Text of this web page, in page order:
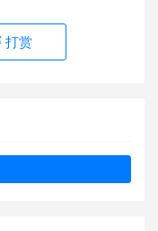
打赏